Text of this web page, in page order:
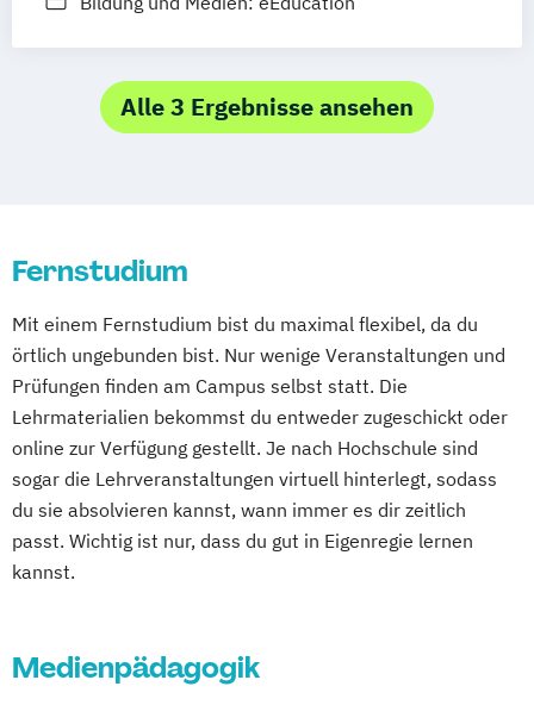
Stuttgart Nürnberg Bonn
Alle 3 Ergebnisse ansehen
Fernstudium
Mit einem Fernstudium bist du maximal flexibel, da du
örtlich ungebunden bist. Nur wenige Veranstaltungen und
Prüfungen finden am Campus selbst statt. Die
Lehrmaterialien bekommst du entweder zugeschickt oder
online zur Verfügung gestellt. Je nach Hochschule sind
sogar die Lehrveranstaltungen virtuell hinterlegt, sodass
du sie absolvieren kannst, wann immer es dir zeitlich
passt. Wichtig ist nur, dass du gut in Eigenregie lernen
kannst.
Medienpädagogik